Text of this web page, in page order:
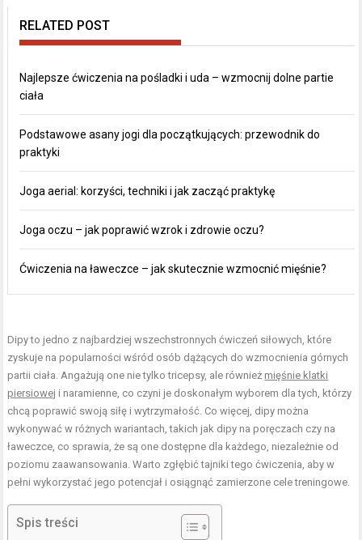
RELATED POST
Najlepsze ćwiczenia na pośladki i uda – wzmocnij dolne partie
ciała
Podstawowe asany jogi dla początkujących: przewodnik do
praktyki
Joga aerial: korzyści, techniki i jak zacząć praktykę
Joga oczu – jak poprawić wzrok i zdrowie oczu?
Ćwiczenia na ławeczce – jak skutecznie wzmocnić mięśnie?
Dipy to jedno z najbardziej wszechstronnych ćwiczeń siłowych, które
zyskuje na popularności wśród osób dążących do wzmocnienia górnych
partii ciała. Angażują one nie tylko tricepsy, ale również mięśnie klatki
piersiowej i naramienne, co czyni je doskonałym wyborem dla tych, którzy
chcą poprawić swoją siłę i wytrzymałość. Co więcej, dipy można
wykonywać w różnych wariantach, takich jak dipy na poręczach czy na
ławeczce, co sprawia, że są one dostępne dla każdego, niezależnie od
poziomu zaawansowania. Warto zgłębić tajniki tego ćwiczenia, aby w
pełni wykorzystać jego potencjał i osiągnąć zamierzone cele treningowe.
Spis treści